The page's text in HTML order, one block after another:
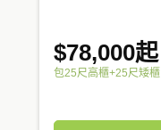
$78,000起
包25尺高櫃+25尺矮櫃